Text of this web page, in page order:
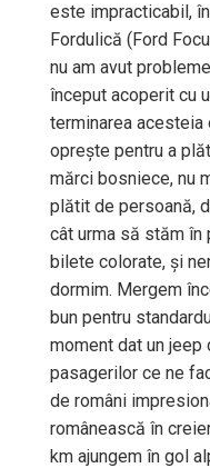
este impracticabil,
Fordulică (Ford
nu am avut
început acoperit cu
terminarea acesteia
oprește pentru a
mărci bosniece, nu
plătit de persoană,
cât urma să stăm în
bilete colorate, și
dormim. Mergem
bun pentru
moment dat un
pasagerilor ce ne
de români
românească în
km ajungem în gol